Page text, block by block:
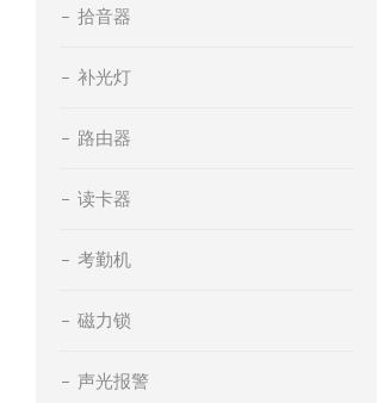
拾音器
补光灯
路由器
读卡器
考勤机
磁力锁
声光报警